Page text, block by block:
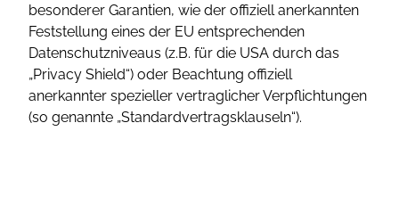
besonderer Garantien, wie der offiziell anerkannten
Feststellung eines der EU entsprechenden
Datenschutzniveaus (z.B. für die USA durch das
„Privacy Shield“) oder Beachtung offiziell
anerkannter spezieller vertraglicher Verpflichtungen
(so genannte „Standardvertragsklauseln“).